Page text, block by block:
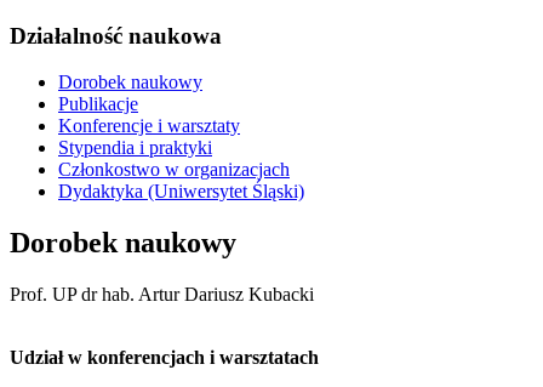
Działalność naukowa
Dorobek naukowy
Publikacje
Konferencje i warsztaty
Stypendia i praktyki
Członkostwo w organizacjach
Dydaktyka (Uniwersytet Śląski)
Dorobek naukowy
Prof. UP dr hab. Artur Dariusz Kubacki
Udział w konferencjach i warsztatach